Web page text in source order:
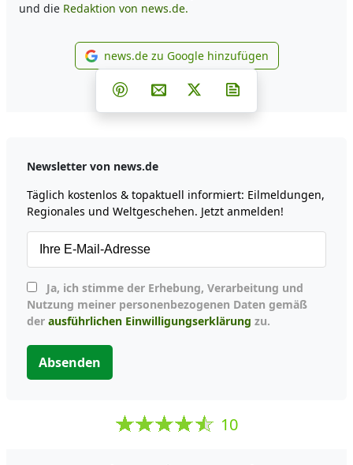
und die Redaktion von news.de.
news.de zu Google
news.de zu Google hinzufügen
Teilen auf Facebook
Teilen auf Whatsapp
Teilen auf Telegram
Teilen auf Pinterest
Per E-Mail teilen
Post auf X
Newsletter von news.de
Täglich kostenlos & topaktuell informiert: Eilmeldungen,
Regionales und Weltgeschehen. Jetzt anmelden!
Nutzung meiner personenbezogenen Daten gemäß
der ausführlichen Einwilligungserklärung zu.
Absenden
10